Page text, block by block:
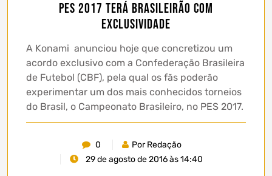
PES 2017 terá Brasileirão com
exclusividade
A Konami anunciou hoje que concretizou um
acordo exclusivo com a Confederação Brasileira
de Futebol (CBF), pela qual os fãs poderão
experimentar um dos mais conhecidos torneios
do Brasil, o Campeonato Brasileiro, no PES 2017.
0
Por Redação
29 de agosto de 2016 às 14:40